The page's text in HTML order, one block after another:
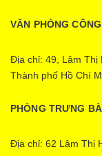
VĂN PHÒNG
Địa chỉ: 49, Lâm Thị
Thành phố Hồ Chí
PHÒNG TRƯNG
Địa chỉ: 62 Lâm Thị